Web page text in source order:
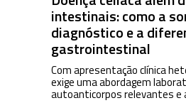
intestinais: como a
diagnóstico e a
gastrointestinal
Com apresentação clínica
exige uma abordagem
autoanticorpos relevantes e